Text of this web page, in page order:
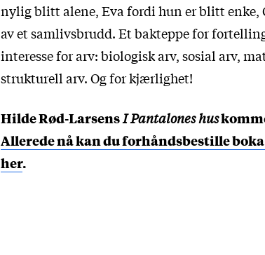
nylig blitt alene, Eva fordi hun er blitt enke,
av et samlivsbrudd. Et bakteppe for
interesse for arv: biologisk arv, sosial arv,
strukturell arv. Og for kjærlighet!
Hilde Rød-LarsensI Pantalones hus
Allerede nå kan du forhåndsbestille
her.